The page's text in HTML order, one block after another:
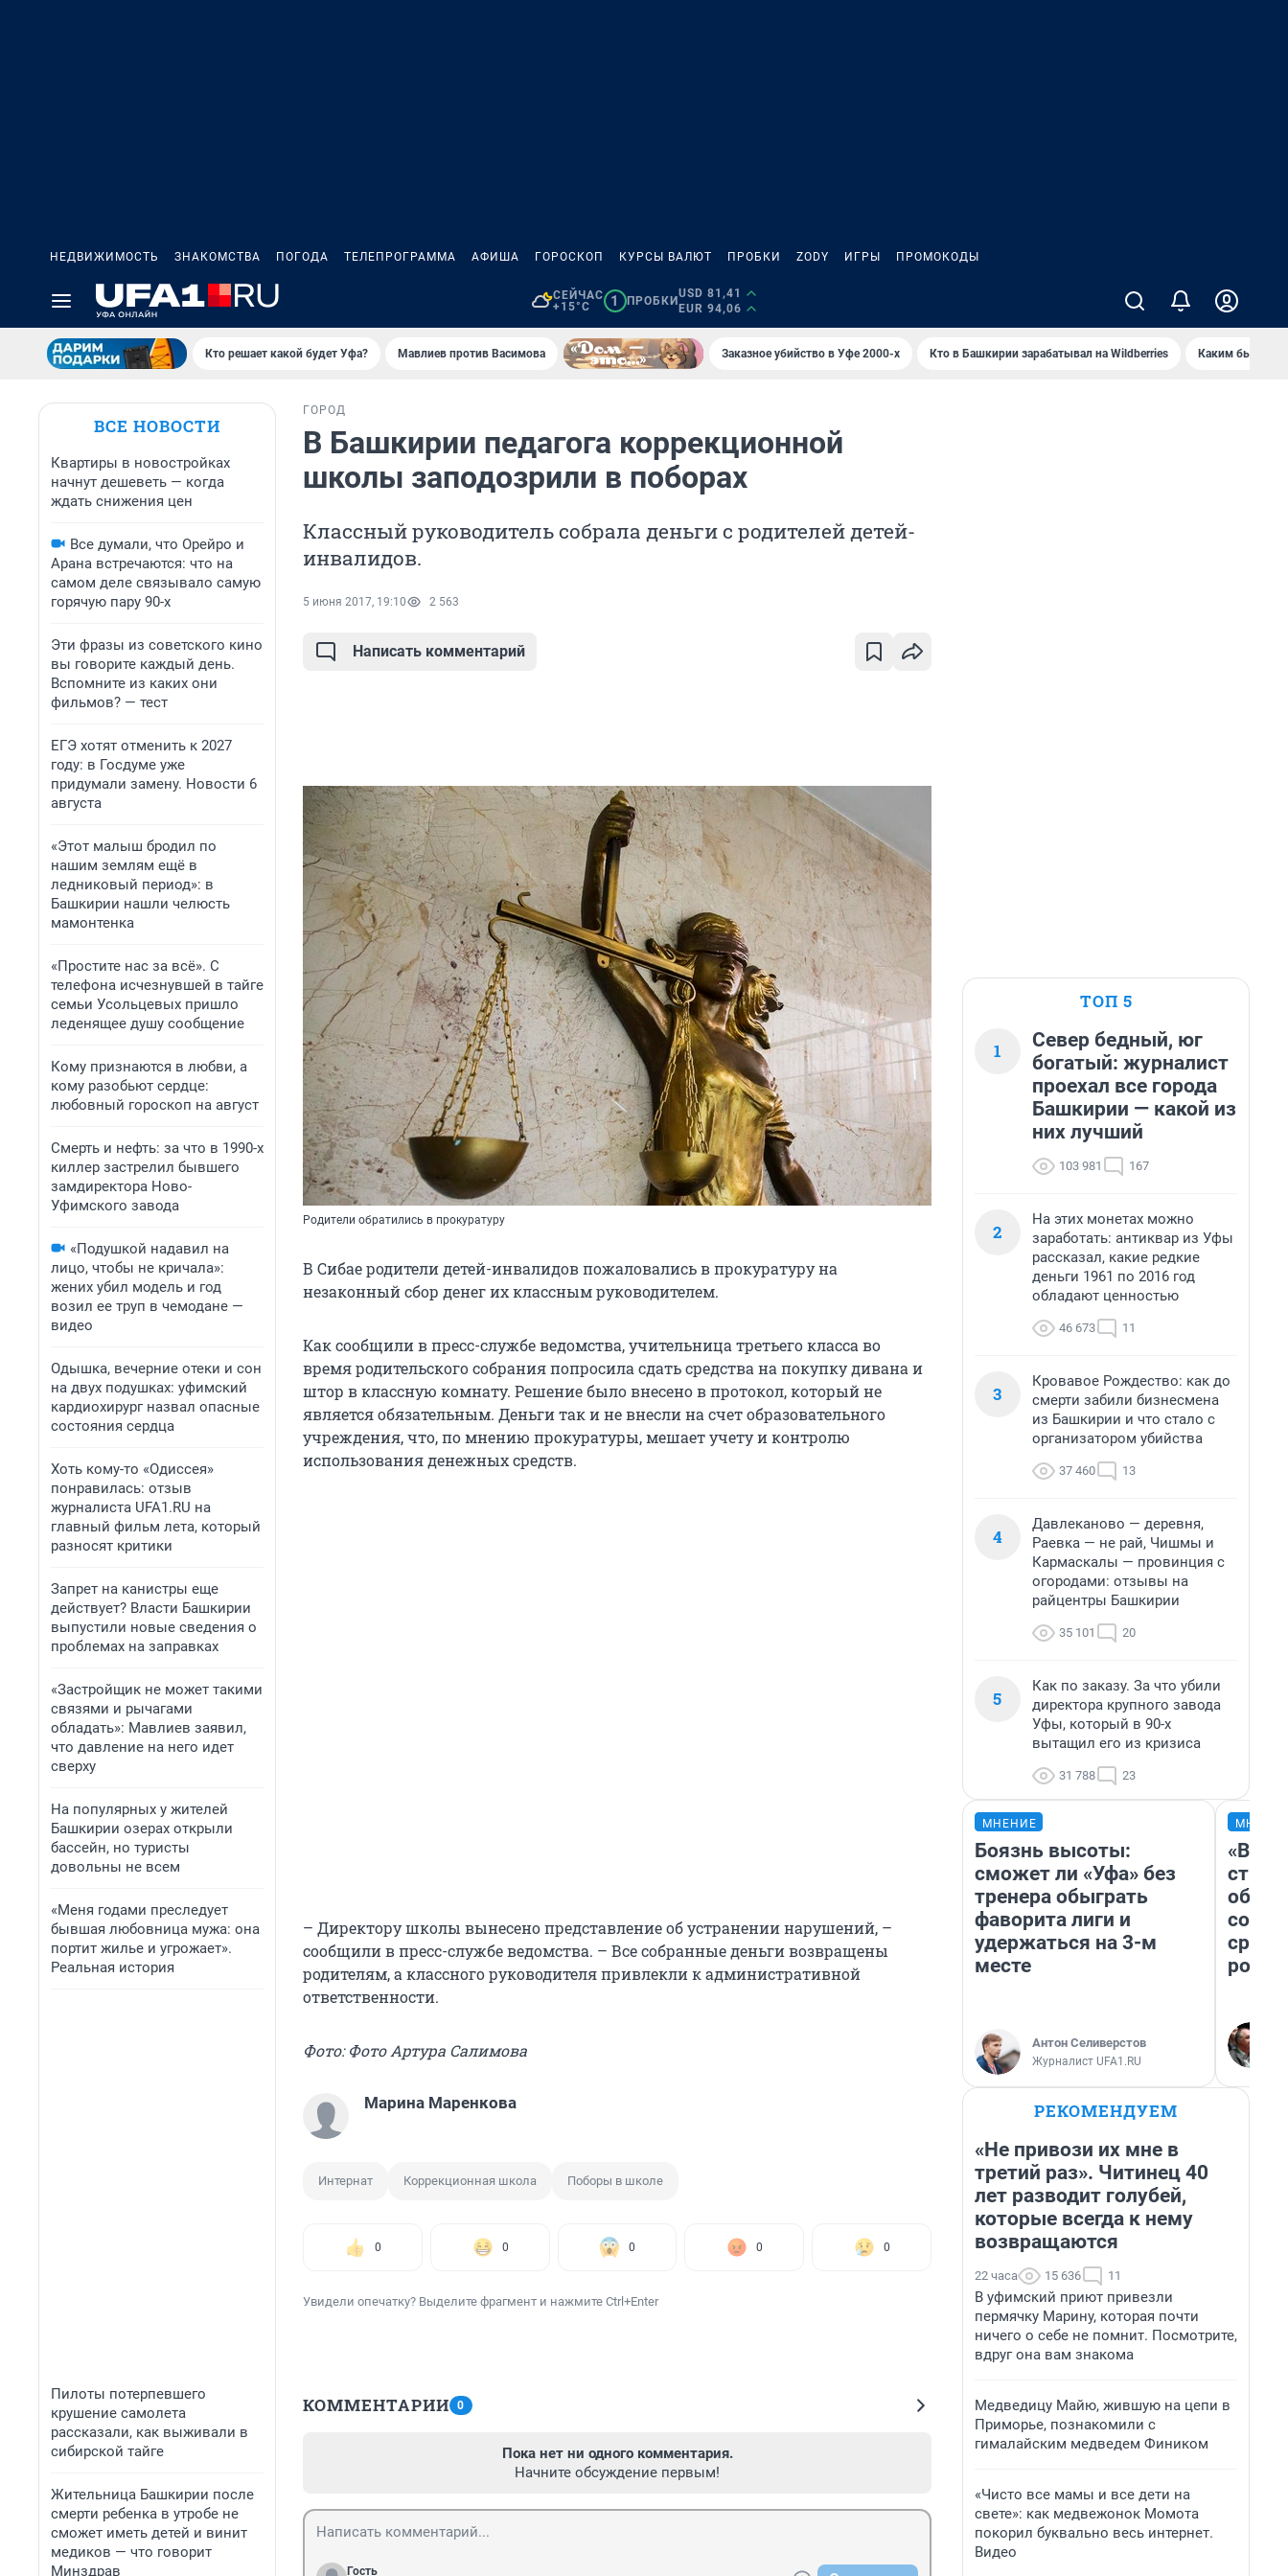
НЕДВИЖИМОСТЬ ЗНАКОМСТВА ПОГОДА ТЕЛЕПРОГРАММА АФИША ГОРОСКОП КУРСЫ ВАЛЮТ ПРОБКИ ZODY ИГРЫ ПРОМОКОДЫ
СЕЙЧАС
+15°C
1 ПРОБКИ
USD 81,41
EUR 94,06
Кто решает какой будет Уфа? Мавлиев против Васимова Заказное убийство в Уфе 2000-х Кто в Башкирии зарабатывал на Wildberries Каким было
ВСЕ НОВОСТИ
Квартиры в новостройках
начнут дешеветь — когда
ждать снижения цен
Все думали, что Орейро и
Арана встречаются: что на
самом деле связывало самую
горячую пару 90-х
Эти фразы из советского кино
вы говорите каждый день.
Вспомните из каких они
фильмов? — тест
ЕГЭ хотят отменить к 2027
году: в Госдуме уже
придумали замену. Новости 6
августа
«Этот малыш бродил по
нашим землям ещё в
ледниковый период»: в
Башкирии нашли челюсть
мамонтенка
«Простите нас за всё». С
телефона исчезнувшей в тайге
семьи Усольцевых пришло
леденящее душу сообщение
Кому признаются в любви, а
кому разобьют сердце:
любовный гороскоп на август
Смерть и нефть: за что в 1990-х
киллер застрелил бывшего
замдиректора Ново-
Уфимского завода
«Подушкой надавил на
лицо, чтобы не кричала»:
жених убил модель и год
возил ее труп в чемодане —
видео
Одышка, вечерние отеки и сон
на двух подушках: уфимский
кардиохирург назвал опасные
состояния сердца
Хоть кому-то «Одиссея»
понравилась: отзыв
журналиста UFA1.RU на
главный фильм лета, который
разносят критики
Запрет на канистры еще
действует? Власти Башкирии
выпустили новые сведения о
проблемах на заправках
«Застройщик не может такими
связями и рычагами
обладать»: Мавлиев заявил,
что давление на него идет
сверху
На популярных у жителей
Башкирии озерах открыли
бассейн, но туристы
довольны не всем
«Меня годами преследует
бывшая любовница мужа: она
портит жилье и угрожает».
Реальная история
Пилоты потерпевшего
крушение самолета
рассказали, как выживали в
сибирской тайге
Жительница Башкирии после
смерти ребенка в утробе не
сможет иметь детей и винит
медиков — что говорит
Минздрав
ГОРОД
В Башкирии педагога коррекционной
школы заподозрили в поборах
Классный руководитель собрала деньги с родителей детей-
инвалидов.
5 июня 2017, 19:10 2 563
Написать комментарий
Родители обратились в прокуратуру
В Сибае родители детей-инвалидов пожаловались в прокуратуру на
незаконный сбор денег их классным руководителем.
Как сообщили в пресс-службе ведомства, учительница третьего класса во
время родительского собрания попросила сдать средства на покупку дивана и
штор в классную комнату. Решение было внесено в протокол, который не
является обязательным. Деньги так и не внесли на счет образовательного
учреждения, что, по мнению прокуратуры, мешает учету и контролю
использования денежных средств.
– Директору школы вынесено представление об устранении нарушений, –
сообщили в пресс-службе ведомства. – Все собранные деньги возвращены
родителям, а классного руководителя привлекли к административной
ответственности.
Фото: Фото Артура Салимова
Марина Маренкова
Интернат Коррекционная школа Поборы в школе
0 0 0 0 0
Увидели опечатку? Выделите фрагмент и нажмите Ctrl+Enter
КОММЕНТАРИИ 0
Пока нет ни одного комментария.
Начните обсуждение первым!
Гость
ТОП 5
1
Север бедный, юг
богатый: журналист
проехал все города
Башкирии — какой из
них лучший
103 981 167
2
На этих монетах можно
заработать: антиквар из Уфы
рассказал, какие редкие
деньги 1961 по 2016 год
обладают ценностью
46 673 11
3
Кровавое Рождество: как до
смерти забили бизнесмена
из Башкирии и что стало с
организатором убийства
37 460 13
4
Давлеканово — деревня,
Раевка — не рай, Чишмы и
Кармаскалы — провинция с
огородами: отзывы на
райцентры Башкирии
35 101 20
5
Как по заказу. За что убили
директора крупного завода
Уфы, который в 90-х
вытащил его из кризиса
31 788 23
МНЕНИЕ
Боязнь высоты:
сможет ли «Уфа» без
тренера обыграть
фаворита лиги и
удержаться на 3-м
месте
Антон Селиверстов
Журналист UFA1.RU
«В
РЕКОМЕНДУЕМ
«Не привози их мне в
третий раз». Читинец 40
лет разводит голубей,
которые всегда к нему
возвращаются
22 часа 15 636 11
В уфимский приют привезли
пермячку Марину, которая почти
ничего о себе не помнит. Посмотрите,
вдруг она вам знакома
Медведицу Майю, жившую на цепи в
Приморье, познакомили с
гималайским медведем Фиником
«Чисто все мамы и все дети на
свете»: как медвежонок Момота
покорил буквально весь интернет.
Видео